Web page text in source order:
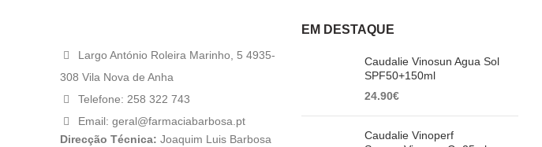
Largo António Roleira Marinho, 5 4935-
308 Vila Nova de Anha
Telefone: 258 322 743
Email: geral@farmaciabarbosa.pt
Direcção Técnica: Joaquim Luis Barbosa
EM DESTAQUE
Caudalie Vinosun Agua Sol
SPF50+150ml
24.90€
Caudalie Vinoperf